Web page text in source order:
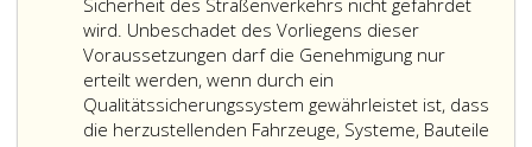
KFG 1967
bestellter
Sachverständiger
einholen.
Sicherheit des Straßenverkehrs nicht gefährdet
wird. Unbeschadet des Vorliegens dieser
Voraussetzungen darf die Genehmigung nur
erteilt werden, wenn durch ein
Qualitätssicherungssystem gewährleistet ist, dass
die herzustellenden Fahrzeuge, Systeme, Bauteile